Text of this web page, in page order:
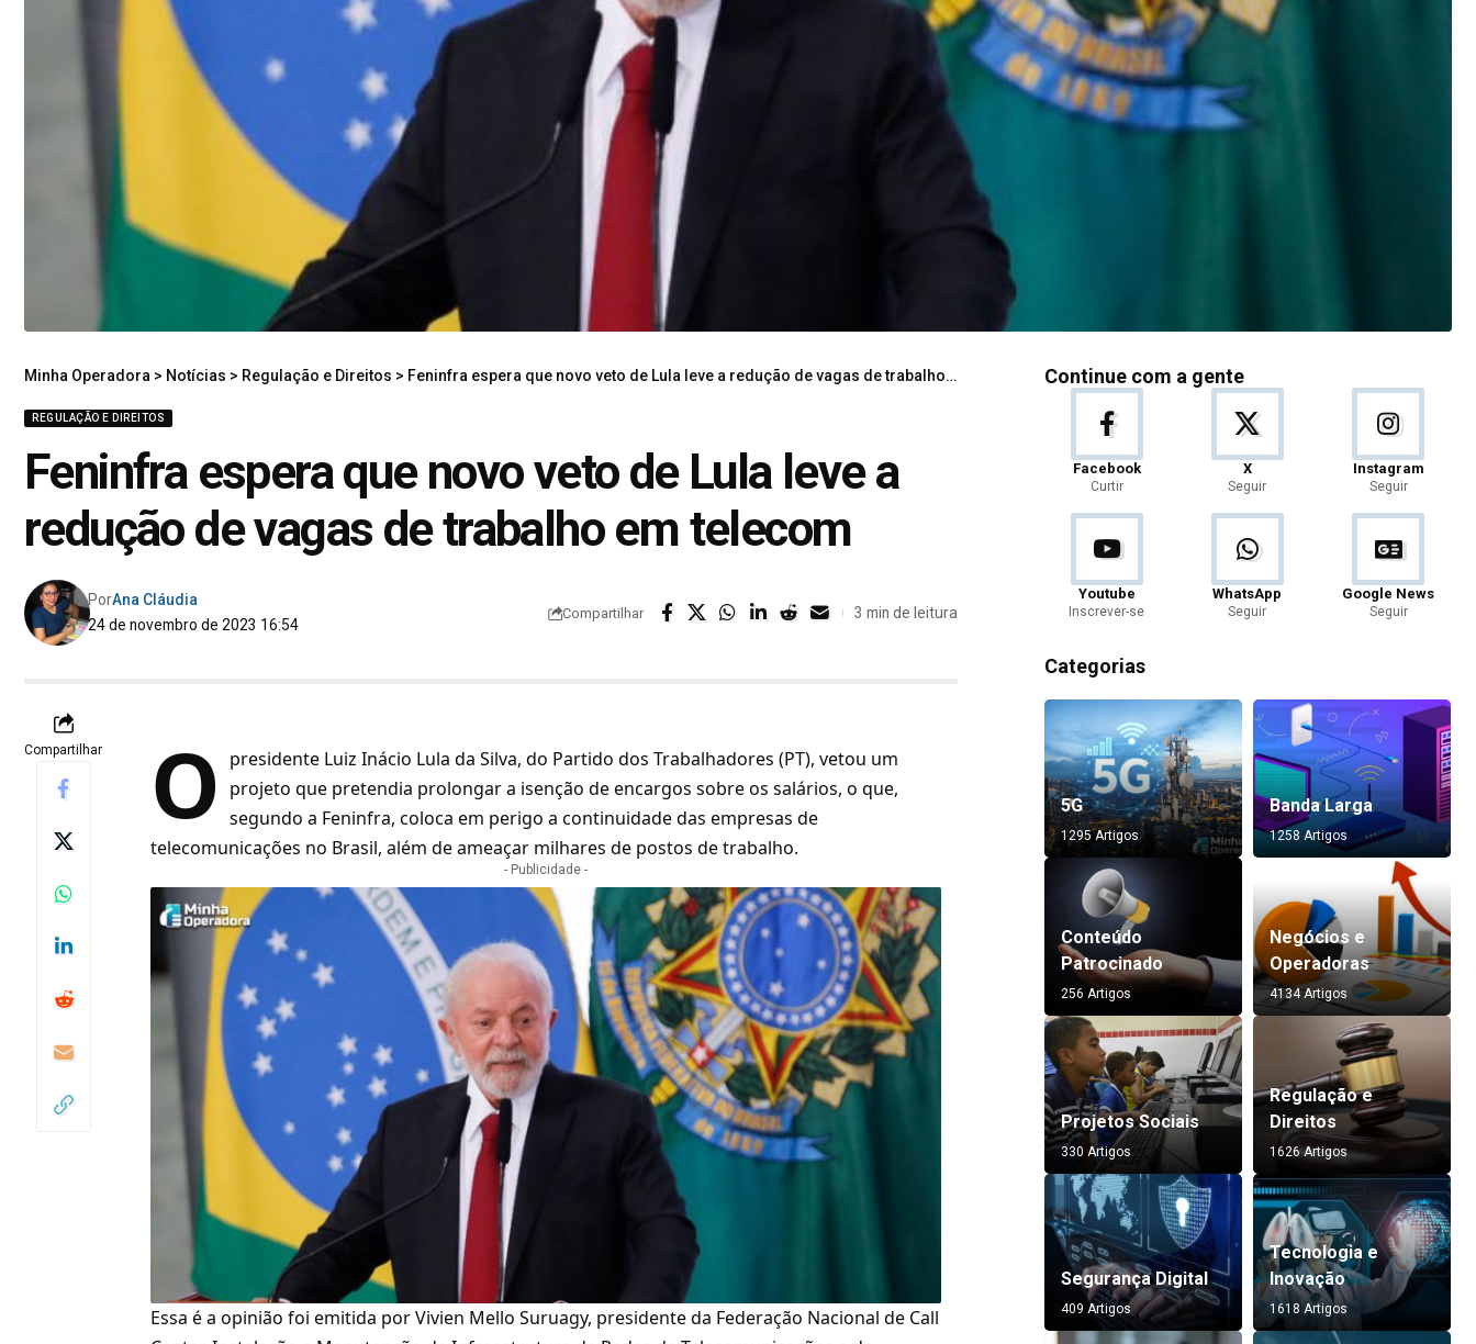
Minha Operadora > Notícias > Regulação e Direitos > Feninfra espera que novo veto de Lula leve a redução de vagas de trabalho em telecom
REGULAÇÃO E DIREITOS
Feninfra espera que novo veto de Lula leve a
redução de vagas de trabalho em telecom
24 de novembro de 2023 16:54
PorAna Cláudia
Compartilhar 3 min de leitura
Compartilhar O presidente Luiz Inácio Lula da Silva, do Partido dos Trabalhadores (PT), vetou um
projeto que pretendia prolongar a isenção de encargos sobre os salários, o que,
segundo a Feninfra, coloca em perigo a continuidade das empresas de
telecomunicações no Brasil, além de ameaçar milhares de postos de trabalho.
- Publicidade -
Essa é a opinião foi emitida porVivien Mello Suruagy, presidente da Federação Nacional de Call
Continue com a gente
Facebook
Curtir
X
Seguir
Instagram
Seguir
Youtube
Inscrever-se
WhatsApp
Seguir
Google News
Seguir
Categorias
5G
1295 Artigos
Banda Larga
1258 Artigos
Conteúdo
Patrocinado
256 Artigos
Negócios e
Operadoras
4134 Artigos
Projetos Sociais
330 Artigos
Regulação e
Direitos
1626 Artigos
Segurança Digital
409 Artigos
Tecnologia e
Inovação
1618 Artigos